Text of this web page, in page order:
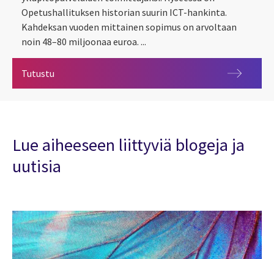
Opetushallituksen historian suurin ICT-hankinta.
Kahdeksan vuoden mittainen sopimus on arvoltaan
noin 48–80 miljoonaa euroa. ...
Tutustu CGI valittu voittajaksi Opetushallituksen historian
Lue aiheeseen liittyviä blogeja ja
uutisia